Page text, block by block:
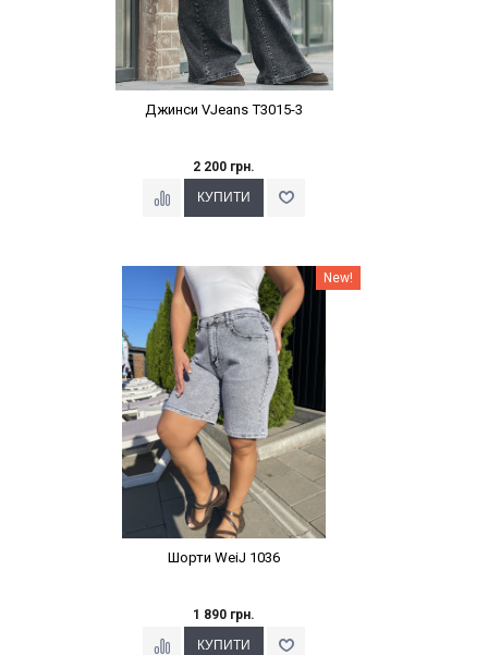
Джинси VJeans T3015-3
2 200 грн.
Наклейки Варіант з % New!
Шорти WeiJ 1036
1 890 грн.